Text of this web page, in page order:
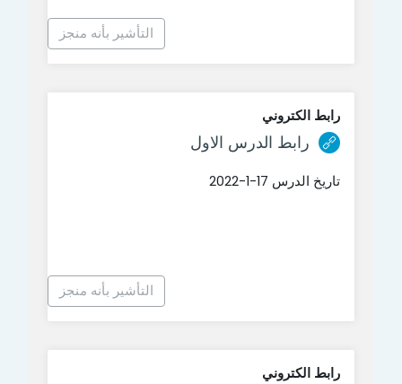
التأشير بأنه منجز
رابط الكتروني
رابط الدرس الاول
تاريخ الدرس 17-1-2022
التأشير بأنه منجز
رابط الكتروني